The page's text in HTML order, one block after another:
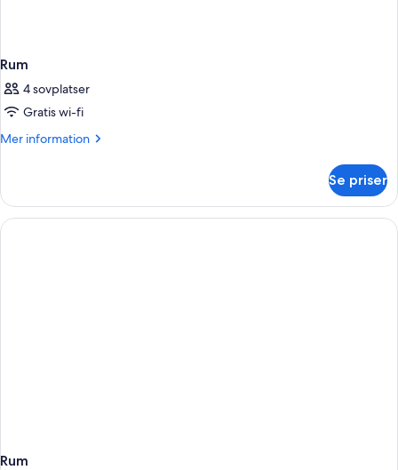
Rum
4 sovplatser
Gratis wi-fi
Mer information
Mer
Se priser
Rum